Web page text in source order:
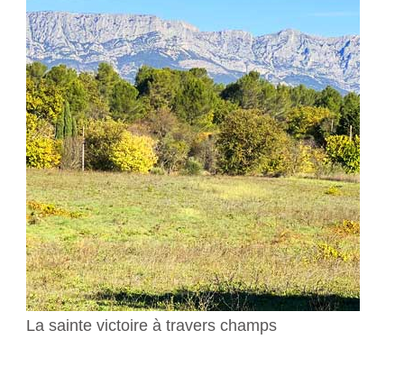
La sainte victoire à travers champs